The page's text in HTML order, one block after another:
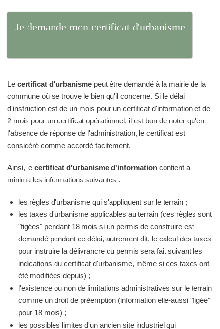
Je demande mon certificat d'urbanisme
Le certificat d'urbanisme peut être demandé à la mairie de la
commune où se trouve le bien qu'il concerne. Si le délai
d'instruction est de un mois pour un certificat d'information et de
2 mois pour un certificat opérationnel, il est bon de noter qu'en
l'absence de réponse de l'administration, le certificat est
considéré comme accordé tacitement.
Ainsi, le certificat d'urbanisme d'information contient a
minima les informations suivantes :
les règles d'urbanisme qui s'appliquent sur le terrain ;
les taxes d'urbanisme applicables au terrain (ces règles sont
"figées" pendant 18 mois si un permis de construire est
demandé pendant ce délai, autrement dit, le calcul des taxes
pour instruire la délivrancre du permis sera fait suivant les
indications du certificat d'urbanisme, même si ces taxes ont
été modifiées depuis) ;
l'existence ou non de limitations administratives sur le terrain
comme un droit de préemption (information elle-aussi "figée"
pour 18 mois) ;
les possibles limites d'un ancien site industriel qui